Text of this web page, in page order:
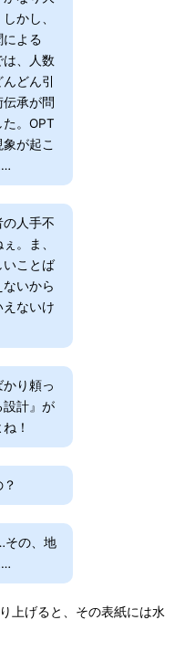
かし、
による
は、人数
どん引
承が問
。OPT
が起こ
人手不
。ま、
いことば
いから
ないけ
り頼っ
設計』が
！
の、地
上げると、その表紙には水